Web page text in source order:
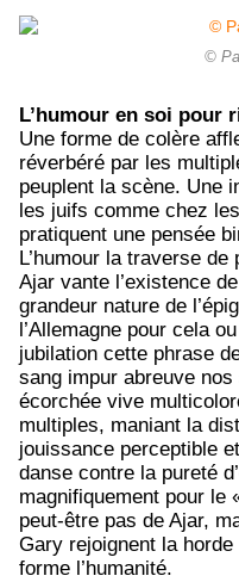
©
L’humour en soi pour
Une forme de colère
réverbéré par les
peuplent la scène. Une
les juifs comme chez
pratiquent une pensée
L’humour la traverse
Ajar vante l’existence
grandeur nature de
l’Allemagne pour cela
jubilation cette phrase
sang impur abreuve
écorchée vive
multiples, maniant la
jouissance perceptible
danse contre la pureté
magnifiquement pour le
peut-être pas de Ajar,
Gary rejoignent la
forme l’humanité.